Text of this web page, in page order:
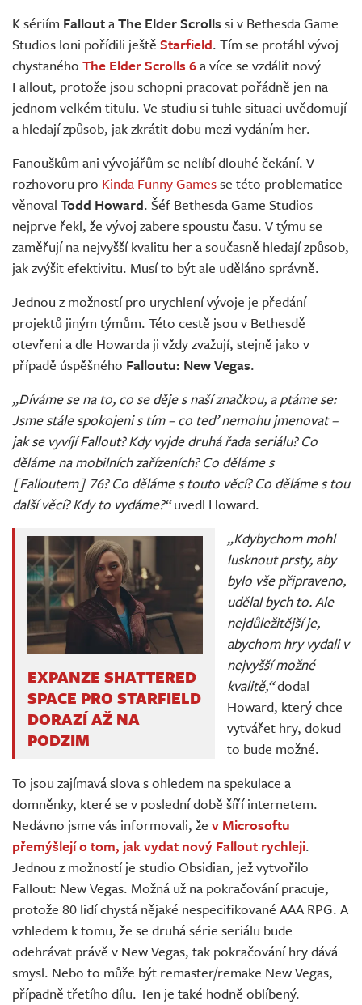
Živě
K sériím FalloutaThe Elder Scrolls si v Bethesda Game
Studios loni pořídili ještě Starfield. Tím se protáhl vývoj
chystaného The Elder Scrolls 6a více se vzdálit nový
Fallout, protože jsou schopni pracovat pořádně jen na
jednom velkém titulu. Ve studiu si tuhle situaci uvědomují
a hledají způsob, jak zkrátit dobu mezi vydáním her.
Fanouškům ani vývojářům se nelíbí dlouhé čekání. V
rozhovoru pro Kinda Funny Gamesse této problematice
věnoval Todd Howard. Šéf Bethesda Game Studios
nejprve řekl, že vývoj zabere spoustu času. V týmu se
zaměřují na nejvyšší kvalitu her a současně hledají způsob,
jak zvýšit efektivitu. Musí to být ale uděláno správně.
Jednou z možností pro urychlení vývoje je předání
projektů jiným týmům. Této cestě jsou v Bethesdě
otevřeni a dle Howarda ji vždy zvažují, stejně jako v
případě úspěšného Falloutu: New Vegas.
„Díváme se na to, co se děje s naší značkou, a ptáme se:
Jsme stále spokojeni s tím – co teď nemohu jmenovat –
jak se vyvíjí Fallout? Kdy vyjde druhá řada seriálu? Co
děláme na mobilních zařízeních? Co děláme s
[Falloutem] 76? Co děláme s touto věcí? Co děláme s tou
další věcí? Kdy to vydáme?“uvedl Howard.
EXPANZE SHATTERED
SPACE PRO STARFIELD
DORAZÍ AŽ NA
PODZIM
„Kdybychom mohl
lusknout prsty, aby
bylo vše připraveno,
udělal bych to. Ale
nejdůležitější je,
abychom hry vydali v
nejvyšší možné
kvalitě,“dodal
Howard, který chce
vytvářet hry, dokud
to bude možné.
To jsou zajímavá slova s ohledem na spekulace a
domněnky, které se v poslední době šíří internetem.
Nedávno jsme vás informovali, že v Microsoftu
přemýšlejí o tom, jak vydat nový Fallout rychleji.
Jednou z možností je studio Obsidian, jež vytvořilo
Fallout: New Vegas. Možná už na pokračování pracuje,
protože 80 lidí chystá nějaké nespecifikované AAA RPG. A
vzhledem k tomu, že se druhá série seriálu bude
odehrávat právě v New Vegas, tak pokračování hry dává
smysl. Nebo to může být remaster/remake New Vegas,
případně třetího dílu. Ten je také hodně oblíbený.